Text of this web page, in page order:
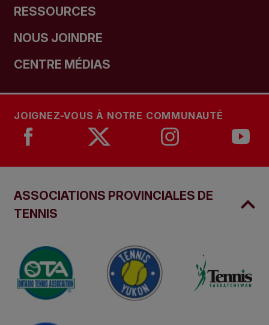
RESSOURCES
NOUS JOINDRE
CENTRE MÉDIAS
JOIGNEZ-VOUS À NOTRE COMMUNAUTÉ
ASSOCIATIONS PROVINCIALES DE
TENNIS